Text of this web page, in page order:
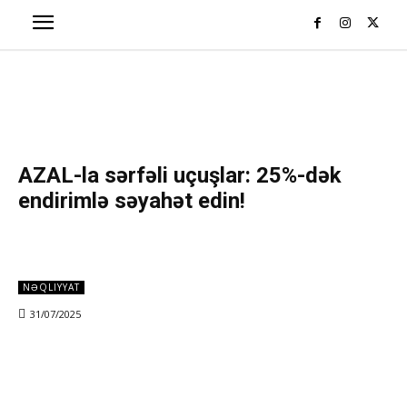
AZAL-la sərfəli uçuşlar: 25%-dək
endirimlə səyahət edin!
NƏQLIYYAT
31/07/2025